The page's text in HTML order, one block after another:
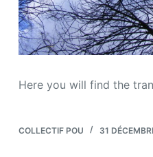
Here you will find the
COLLECTIF POU 31